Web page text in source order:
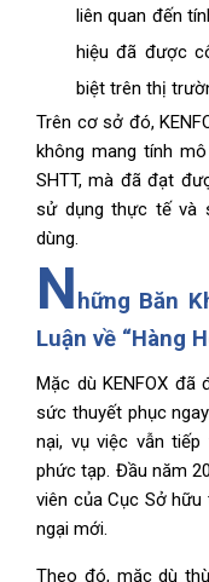
liên quan đến
hiệu đã được
biệt trên thị
Trên cơ sở đó,
không mang tính
SHTT, mà đã đạt
sử dụng thực tế và
dùng.
N hững Băn
Luận về “Hàng
Mặc dù KENFOX
sức thuyết phục
nại, vụ việc vẫn
phức tạp. Đầu năm
viên của Cục Sở
ngại mới.
Theo đó, mặc dù